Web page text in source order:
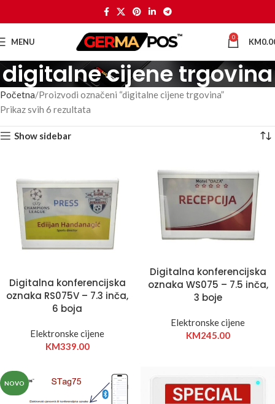
MENU 0 KM
digitalne cijene trgovina
Početna Proizvodi označeni “digitalne cijene trgovina”
Prikaz svih 6 rezultata
Show sidebar
Digitalna konferencijska
oznaka RS075V – 7.3 inča,
6 boja
Elektronske cijene
KM339.00
Digitalna konferencijska
oznaka WS075 – 7.5 inča,
3 boje
Elektronske cijene
KM245.00
NOVO